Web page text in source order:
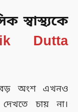
স্বাস্থ্যকে
Dutta
বড় অংশ এখনও
চায় না।